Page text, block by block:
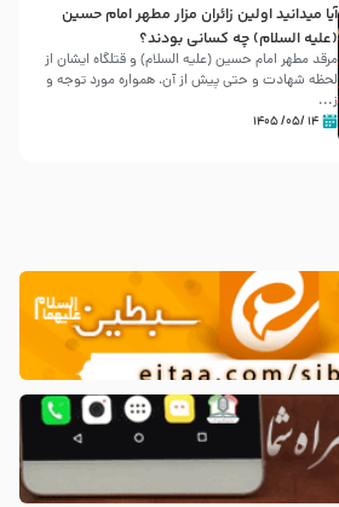
آیا میدانید اولین زائران مزار مطهر امام حسین
(علیه السلام) چه کسانی بودند؟
مرقد مطهر امام حسین (علیه السلام) و قتلگاه ایشان از
لحظه شهادت و حتی پیش از آن، همواره مورد توجه و
ز...
۱۴ /۰۵/ ۱۴۰۵